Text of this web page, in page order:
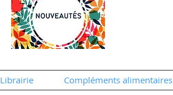
Librairie Compléments alimentaires